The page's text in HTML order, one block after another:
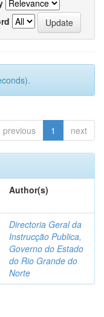
previous 1 next
Author(s)
Directoria Geral da
Instrucção Publica,
Governo do Estado
do Rio Grande do
Norte